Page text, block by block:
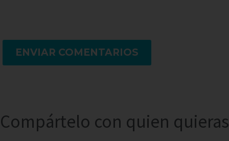
ENVIAR COMENTARIOS
Compártelo con quien quieras